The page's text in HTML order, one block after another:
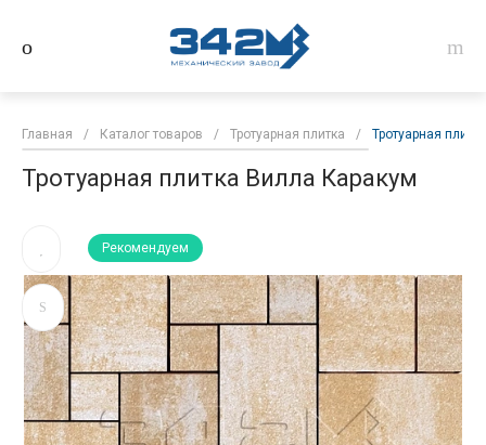
Главная / Каталог товаров / Тротуарная плитка / Тротуарная
Тротуарная плитка Вилла Каракум
Рекомендуем